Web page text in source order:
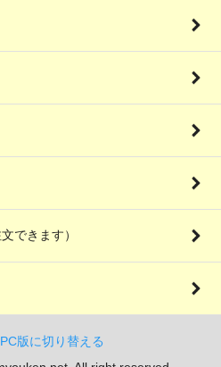
できます）
PC版に切り替える